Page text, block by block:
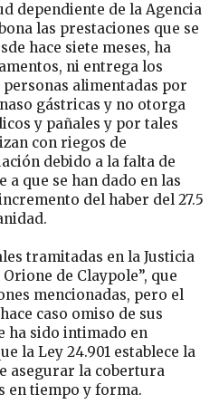
dependiente de la Agencia
las prestaciones que se
hace siete meses, ha
ni entrega los
alimentadas por
gástricas y no otorga
y pañales y por tales
con riegos de
debido a la falta de
a que se han dado en las
del haber del 27.5
tramitadas en la Justicia
de Claypole”, que
mencionadas, pero el
caso omiso de sus
ha sido intimado en
la Ley 24.901 establece la
asegurar la cobertura
en tiempo y forma.